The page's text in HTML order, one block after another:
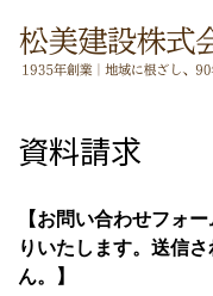
資料請求
【お問い合わせフォ
りいたします。送信
ん。】